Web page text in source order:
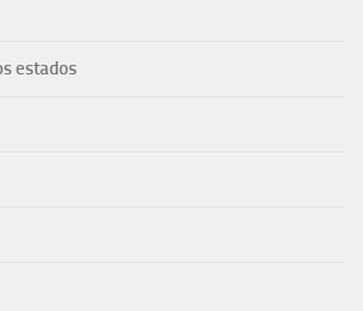
estados